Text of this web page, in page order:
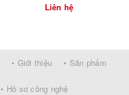
Liên hệ
• Giới thiệu • Sản phẩm
• Hồ sơ công nghệ